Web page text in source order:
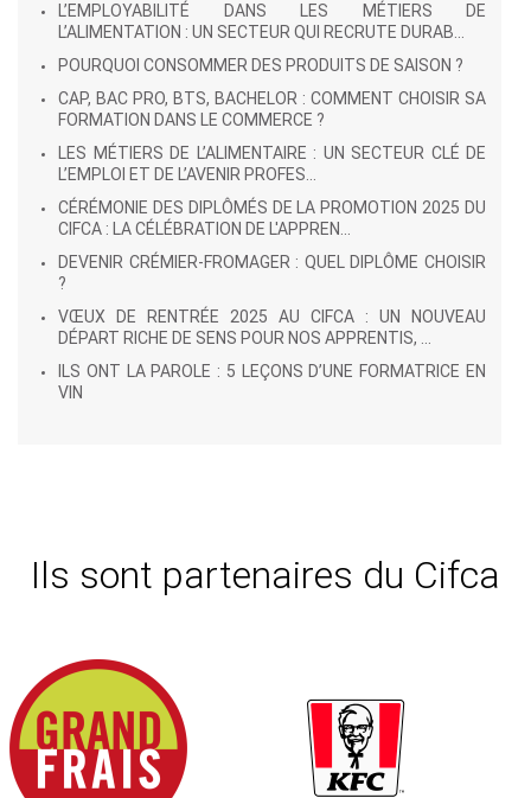
L’EMPLOYABILITÉ DANS LES MÉTIERS DE
L’ALIMENTATION : UN SECTEUR QUI RECRUTE DURAB...
POURQUOI CONSOMMER DES PRODUITS DE SAISON ?
CAP, BAC PRO, BTS, BACHELOR : COMMENT CHOISIR SA
FORMATION DANS LE COMMERCE ?
LES MÉTIERS DE L’ALIMENTAIRE : UN SECTEUR CLÉ DE
L’EMPLOI ET DE L’AVENIR PROFES...
CÉRÉMONIE DES DIPLÔMÉS DE LA PROMOTION 2025 DU
CIFCA : LA CÉLÉBRATION DE L'APPREN...
DEVENIR CRÉMIER-FROMAGER : QUEL DIPLÔME CHOISIR
?
VŒUX DE RENTRÉE 2025 AU CIFCA : UN NOUVEAU
DÉPART RICHE DE SENS POUR NOS APPRENTIS, ...
ILS ONT LA PAROLE : 5 LEÇONS D’UNE FORMATRICE EN
VIN
Ils sont partenaires du Cifca